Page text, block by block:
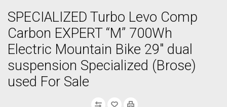
SPECIALIZED Turbo Levo Comp
Carbon EXPERT “M” 700Wh
Electric Mountain Bike 29" dual
suspension Specialized (Brose)
used For Sale